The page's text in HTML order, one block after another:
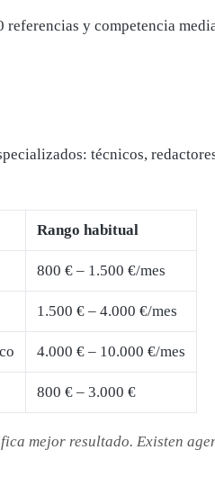
referencias y competencia
técnicos,
Rango habitual
800 € – 1.500 €/mes
1.500 € – 4.000 €/mes
4.000 € – 10.000 €/mes
800 € – 3.000 €
mejor resultado. Existen